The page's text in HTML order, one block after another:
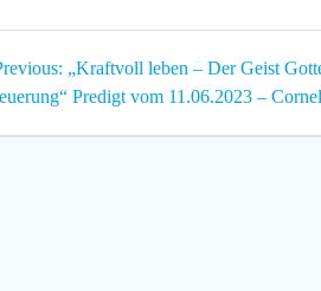
Previous
post:
„Kraftvoll leben – Der Geist
Predigt vom 11.06.2023 –